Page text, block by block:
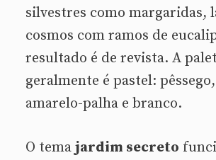
silvestres como margaridas,
cosmos com ramos de
resultado é de revista. A
geralmente é pastel:
amarelo-palha e branco.
O tema jardim secreto